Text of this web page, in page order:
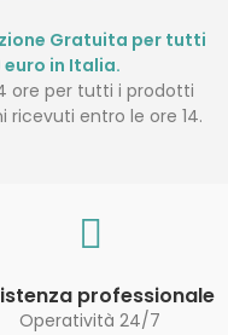
Gratuita per tutti
in Italia.
ore per tutti i prodotti
ricevuti entro le ore 14.
professionale
Operatività 24/7